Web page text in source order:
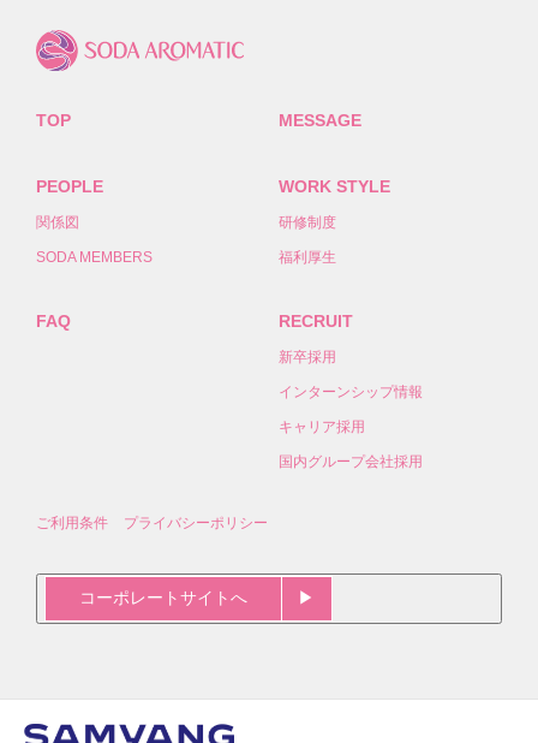
コーポレートサイトへ ▶︎
ご利用条件 プライバシーポリシー
TOP MESSAGE
PEOPLE
関係図
SODA MEMBERS
WORK STYLE
研修制度
福利厚生
FAQ RECRUIT
新卒採用
インターンシップ情報
キャリア採用
国内グループ会社採用